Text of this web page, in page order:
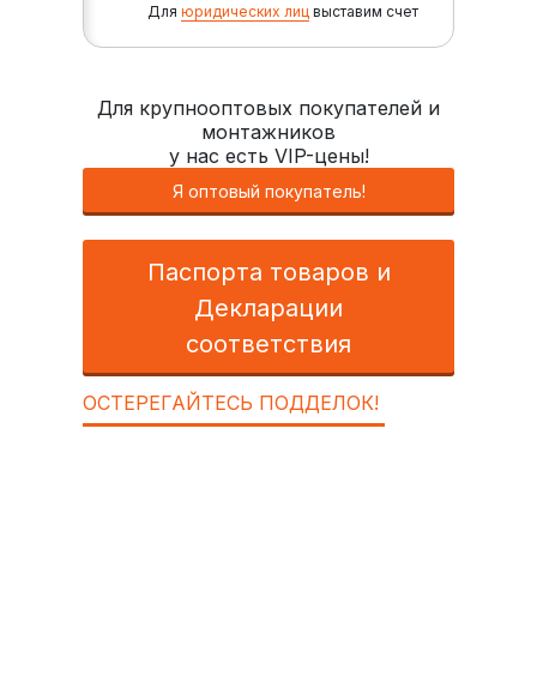
Дляюридических лиц выставим счет
Для крупнооптовых покупателей и
монтажников
у нас есть VIP-цены!
Я оптовый покупатель!
Паспорта товаров и
Декларации
соответствия
ОСТЕРЕГАЙТЕСЬ ПОДДЕЛОК!